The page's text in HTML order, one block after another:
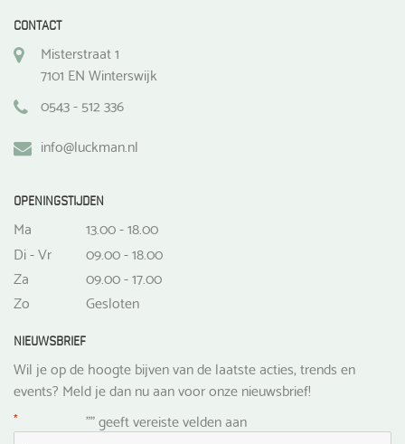
CONTACT
Misterstraat 1
7101 EN Winterswijk
0543 - 512 336
info@luckman.nl
OPENINGSTIJDEN
Ma
13.00 - 18.00
Di - Vr
09.00 - 18.00
Za
09.00 - 17.00
Zo
Gesloten
NIEUWSBRIEF
Wil je op de hoogte bijven van de laatste acties, trends en
events? Meld je dan nu aan voor onze nieuwsbrief!
"
* " geeft vereiste velden aan